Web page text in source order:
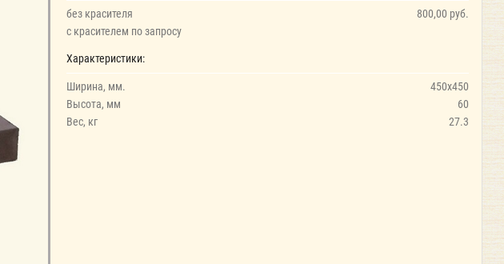
800,00 руб.
без красителя
с красителем по запросу
Характеристики:
450х450
Ширина, мм.
60
Высота, мм
27.3
Вес, кг